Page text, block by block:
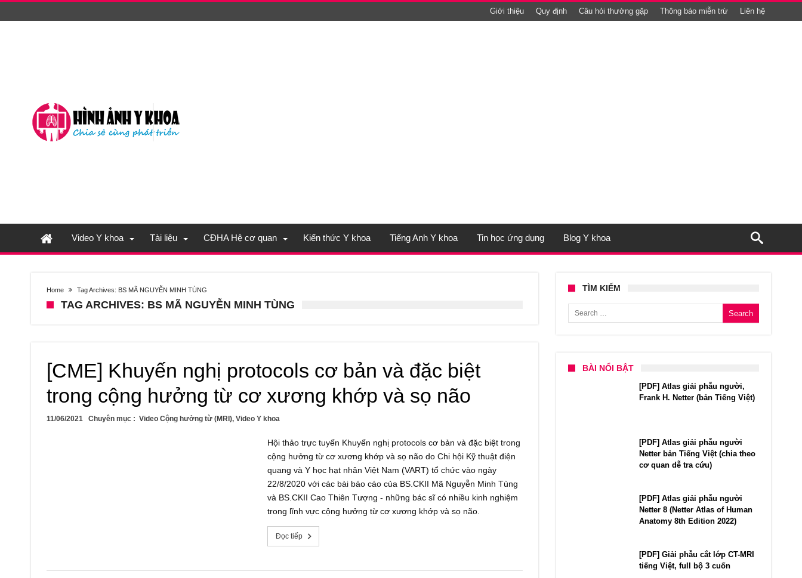
Giới thiệu Quy định Câu hỏi thường gặp Thông báo miễn trừ Liên hệ
Video Y khoa Tài liệu CĐHA Hệ cơ quan Kiến thức Y khoa Tiếng Anh Y khoa Tin học ứng dụng Blog Y khoa
Home Tag Archives: BS MÃ NGUYỄN MINH TÙNG
TAG ARCHIVES: BS MÃ NGUYỄN MINH TÙNG
[CME] Khuyến nghị protocols cơ bản và đặc biệt
trong cộng hưởng từ cơ xương khớp và sọ não
11/06/2021 Chuyên mục : Video Cộng hưởng từ (MRI), Video Y khoa
Hội thảo trực tuyến Khuyến nghị protocols cơ bản và đặc biệt trong
cộng hưởng từ cơ xương khớp và sọ não do Chi hội Kỹ thuật điện
quang và Y học hạt nhân Việt Nam (VART) tổ chức vào ngày
22/8/2020 với các bài báo cáo của BS.CKII Mã Nguyễn Minh Tùng
và BS.CKII Cao Thiên Tượng - những bác sĩ có nhiều kinh nghiệm
trong lĩnh vực cộng hưởng từ cơ xương khớp và sọ não.
Đọc tiếp
TÌM KIẾM
Search for:
BÀI NỔI BẬT
[PDF] Atlas giải phẫu người,
Frank H. Netter (bản Tiếng Việt)
[PDF] Atlas giải phẫu người
Netter bản Tiếng Việt (chia theo
cơ quan dễ tra cứu)
[PDF] Atlas giải phẫu người
Netter 8 (Netter Atlas of Human
Anatomy 8th Edition 2022)
[PDF] Giải phẫu cắt lớp CT-MRI
tiếng Việt, full bộ 3 cuốn